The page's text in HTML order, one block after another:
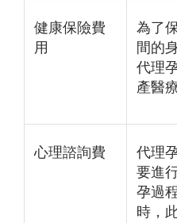
健康保險費
用
為了
間的
代理
產醫
心理諮詢費
代理
要進
孕過
時，